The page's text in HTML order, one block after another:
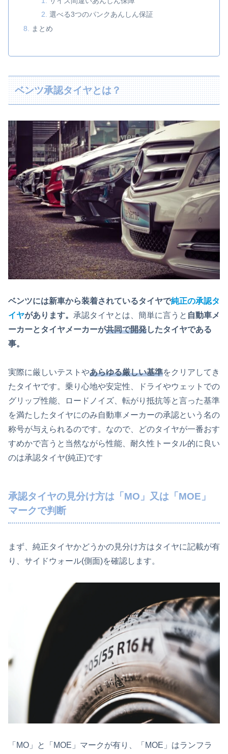
選べる3つのパンクあんしん保証
まとめ
ベンツ承認タイヤとは？
ベンツには新車から装着されているタイヤで純正の承認タ
イヤがあります。 承認タイヤとは、簡単に言うと 自動車メ
ーカーとタイヤメーカーが共同で開発したタイヤである
事。
実際に厳しいテストやあらゆる厳しい基準をクリアしてき
たタイヤです。乗り心地や安定性、ドライやウェットでの
グリップ性能、ロードノイズ、転がり抵抗等と言った基準
を満たしたタイヤにのみ自動車メーカーの承認という名の
称号が与えられるのです。なので、どのタイヤが一番おす
すめかで言うと当然ながら性能、耐久性トータル的に良い
のは承認タイヤ(純正)です
承認タイヤの見分け方は「MO」又は「MOE」
マークで判断
まず、純正タイヤかどうかの見分け方はタイヤに記載が有
り、サイドウォール(側面)を確認します。
「MO」と「MOE」マークが有り、「MOE」はランフラ